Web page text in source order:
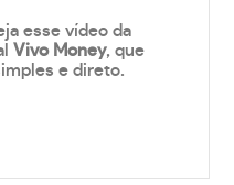
esse vídeo da
Vivo Money, que
e direto.